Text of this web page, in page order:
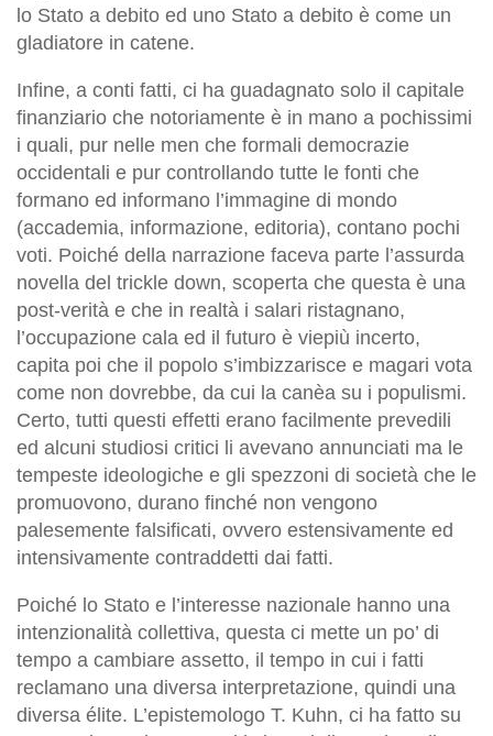
lo Stato a debito ed uno Stato a debito è come un
gladiatore in catene.
Infine, a conti fatti, ci ha guadagnato solo il capitale
finanziario che notoriamente è in mano a pochissimi
i quali, pur nelle men che formali democrazie
occidentali e pur controllando tutte le fonti che
formano ed informano l’immagine di mondo
(accademia, informazione, editoria), contano pochi
voti. Poiché della narrazione faceva parte l’assurda
novella del trickle down, scoperta che questa è una
post-verità e che in realtà i salari ristagnano,
l’occupazione cala ed il futuro è viepiù incerto,
capita poi che il popolo s’imbizzarisce e magari vota
come non dovrebbe, da cui la canèa su i populismi.
Certo, tutti questi effetti erano facilmente prevedili
ed alcuni studiosi critici li avevano annunciati ma le
tempeste ideologiche e gli spezzoni di società che le
promuovono, durano finché non vengono
palesemente falsificati, ovvero estensivamente ed
intensivamente contraddetti dai fatti.
Poiché lo Stato e l’interesse nazionale hanno una
intenzionalità collettiva, questa ci mette un po’ di
tempo a cambiare assetto, il tempo in cui i fatti
reclamano una diversa interpretazione, quindi una
diversa élite. L’epistemologo T. Kuhn, ci ha fatto su